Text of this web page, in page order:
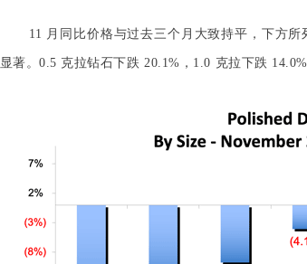
11 月同比价格与过去三个月大致持平，下方
显著。0.5 克拉钻石下跌 20.1%，1.0 克拉下跌